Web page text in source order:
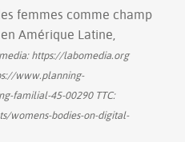
femmes comme champ
Amérique Latine,
https://labomedia.org
www.planning-
familial-45-00290 TTC:
womens-bodies-on-digital-